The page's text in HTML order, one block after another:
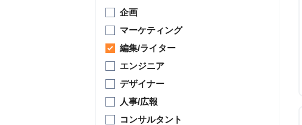
企画
マーケティング
編集/ライター
エンジニア
デザイナー
人事/広報
コンサルタント